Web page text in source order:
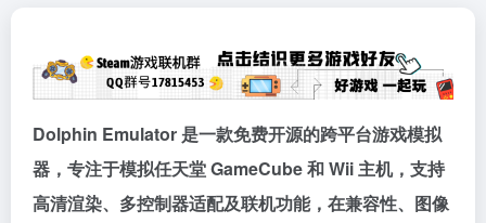
Dolphin Emulator 是一款免费开源的跨平台游戏模拟
器，专注于模拟任天堂 GameCube 和 Wii 主机，支持
高清渲染、多控制器适配及联机功能，在兼容性、图像